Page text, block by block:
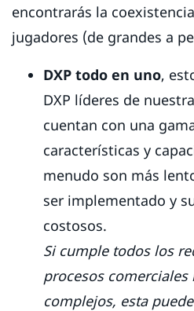
encontrarás la
jugadores (de grandes a
DXP todo en uno,
DXP líderes de
cuentan con una
características y
menudo son más
ser implementado y
costosos.
Si cumple todos los
procesos
complejos, esta